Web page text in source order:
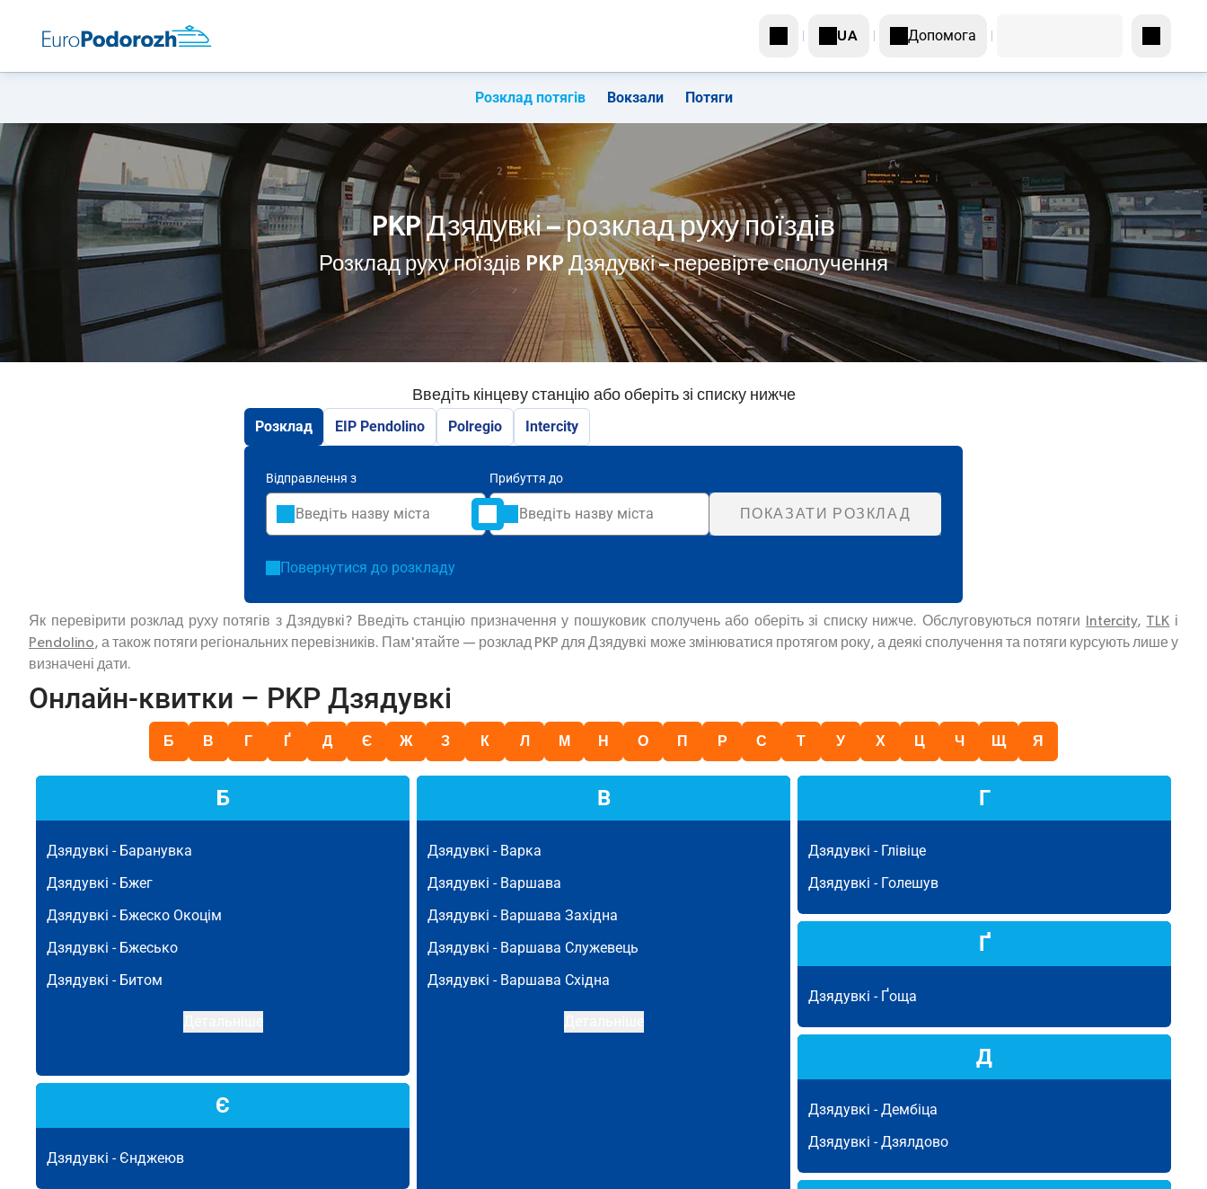
UA Допомога
Розклад потягів Вокзали Потяги
PKP Дзядувкі – розклад руху поїздів
Розклад руху поїздів PKP Дзядувкі – перевірте сполучення
Введіть кінцеву станцію або оберіть зі списку нижче
Розклад EIP Pendolino Polregio Intercity
Відправлення з Прибуття до
ПОКАЗАТИ РОЗКЛАД
Повернутися до розкладу
Як перевірити розклад руху потягів з Дзядувкі? Введіть станцію призначення у пошуковик сполучень або оберіть зі списку нижче. Обслуговуються потяги Intercity, TLK і
Pendolino, а також потяги регіональних перевізників. Пам'ятайте — розклад PKP для Дзядувкі може змінюватися протягом року, а деякі сполучення та потяги курсують лише у
визначені дати.
Онлайн-квитки – PKP Дзядувкі
Б В Г Ґ Д Є Ж З К Л М Н О П Р С Т У Х Ц Ч Щ Я
Б
Дзядувкі - Баранувка
Дзядувкі - Бжег
Дзядувкі - Бжеско Окоцім
Дзядувкі - Бжесько
Дзядувкі - Битом
В
Дзядувкі - Варка
Дзядувкі - Варшава
Дзядувкі - Варшава Західна
Дзядувкі - Варшава Служевець
Дзядувкі - Варшава Східна
Г
Дзядувкі - Глівіце
Дзядувкі - Голешув
Ґ
Дзядувкі - Ґоща
Д
Дзядувкі -Дембіца
Дзядувкі -Дзялдово
Є
Дзядувкі - Єнджеюв